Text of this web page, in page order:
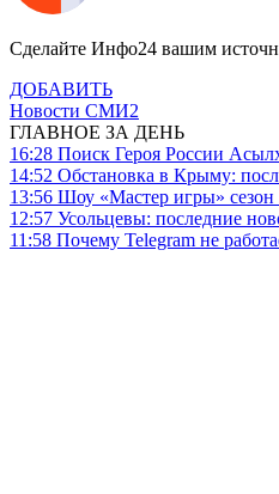
Сделайте Инфо24 вашим
ДОБАВИТЬ
Новости СМИ2
ГЛАВНОЕ ЗА ДЕНЬ
16:28 Поиск Героя России
14:52 Обстановка в Крыму:
13:56 Шоу «Мастер игры» сезон
12:57 Усольцевы: последние
11:58 Почему Telegram не